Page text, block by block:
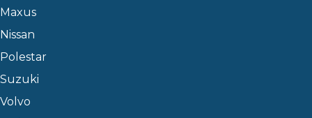
Maxus
Nissan
Polestar
Suzuki
Volvo